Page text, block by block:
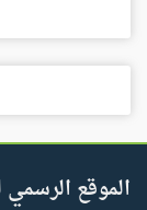
الموقع الرسمي